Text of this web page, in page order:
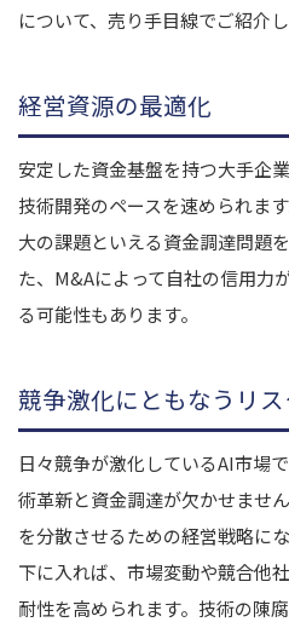
について、売り手目線でご紹介し
経営資源の最適化
安定した資金基盤を持つ大手企
技術開発のペースを速められま
大の課題といえる資金調達問題
た、M&Aによって自社の信用力
る可能性もあります。
競争激化にともなうリ
日々競争が激化しているAI市場
術革新と資金調達が欠かせませ
を分散させるための経営戦略に
下に入れば、市場変動や競合他
耐性を高められます。技術の陳